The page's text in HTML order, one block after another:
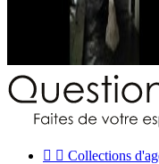
  Collections